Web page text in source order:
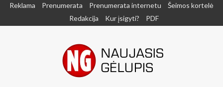
SkipReklama Prenumerata Prenumerata internetu
Šeimos kortelė
Redakcija
Kur įsigyti? PDF